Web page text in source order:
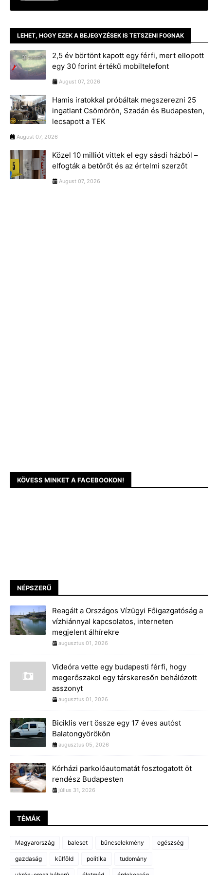
LEHET, HOGY EZEK A BEJEGYZÉSEK IS TETSZENI FOGNAK
2,5 év börtönt kapott egy férfi, mert ellopott
egy 30 forint értékű mobiltelefont
August 07, 2026
Hamis iratokkal próbáltak megszerezni 25
ingatlant Csömörön, Szadán és Budapesten,
lecsapott a TEK
August 07, 2026
Közel 10 milliót vittek el egy sásdi házból –
elfogták a betörőt és az értelmi szerzőt
August 07, 2026
KÖVESS MINKET A FACEBOOKON!
NÉPSZERŰ
Reagált a Országos Vízügyi Főigazgatóság a
vízhiánnyal kapcsolatos, interneten
megjelent álhírekre
augusztus 01, 2026
Videóra vette egy budapesti férfi, hogy
megerőszakol egy társkeresőn behálózott
asszonyt
augusztus 01, 2026
Biciklis vert össze egy 17 éves autóst
Balatongyörökön
augusztus 05, 2026
Kórházi parkolóautomatát fosztogatott öt
rendész Budapesten
július 31, 2026
TÉMÁK
Magyarország baleset bűncselekmény egészség
gazdaság külföld politika tudomány